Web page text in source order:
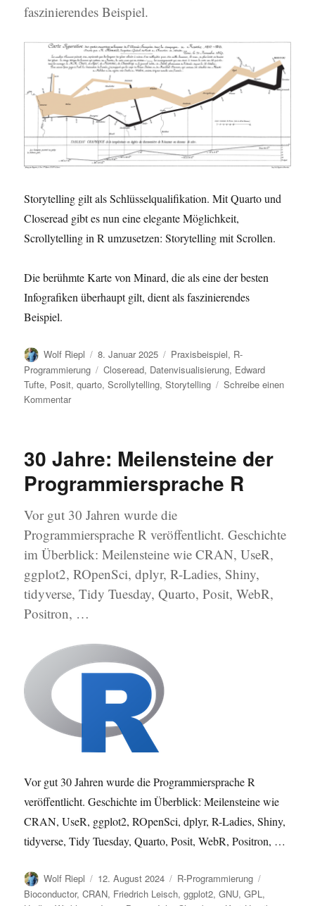
faszinierendes Beispiel.
Storytelling gilt als Schlüsselqualifikation. Mit Quarto und
Closeread gibt es nun eine elegante Möglichkeit,
Scrollytelling in R umzusetzen: Storytelling mit Scrollen.
Die berühmte Karte von Minard, die als eine der besten
Infografiken überhaupt gilt, dient als faszinierendes
Beispiel.
Autor
Wolf Riepl
Veröffentlicht
am
8. Januar 2025 Kategorien
Praxisbeispiel, R-
Programmierung
Schlagwörter
Closeread, Datenvisualisierung, Edward
Tufte, Posit,quarto,Scrollytelling,Storytelling
Schreibe einen
Kommentarzu
mit
und
30 Jahre: Meilensteine der
Programmiersprache R
Vor gut 30 Jahren wurde die
Programmiersprache R veröffentlicht. Geschichte
im Überblick: Meilensteine wie CRAN, UseR,
ggplot2, ROpenSci, dplyr, R-Ladies, Shiny,
tidyverse, Tidy Tuesday, Quarto, Posit, WebR,
Positron, …
Vor gut 30 Jahren wurde die Programmiersprache R
veröffentlicht. Geschichte im Überblick: Meilensteine wie
CRAN, UseR, ggplot2, ROpenSci, dplyr, R-Ladies, Shiny,
tidyverse, Tidy Tuesday, Quarto, Posit, WebR, Positron, …
Autor
Wolf Riepl
Veröffentlicht
am
12. August 2024 Kategorien
R-Programmierung
Bioconductor,CRAN, Friedrich Leisch,ggplot2,GNU,GPL ,